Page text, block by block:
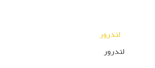
لندرور